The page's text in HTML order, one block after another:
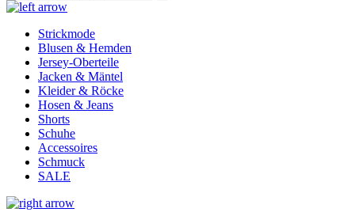
Strickmode
Blusen & Hemden
Jersey-Oberteile
Jacken & Mäntel
Kleider & Röcke
Hosen & Jeans
Shorts
Schuhe
Accessoires
Schmuck
SALE